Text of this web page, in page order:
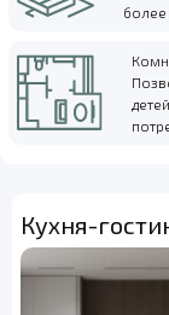
Кухня-